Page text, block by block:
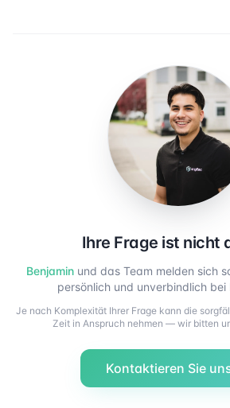
Ihre Frage ist nicht
Benjamin und das Team melden sich
persönlich und unverbindlich bei
Je nach Komplexität Ihrer Frage kann die
Zeit in Anspruch nehmen — wir bitten
Kontaktieren Sie